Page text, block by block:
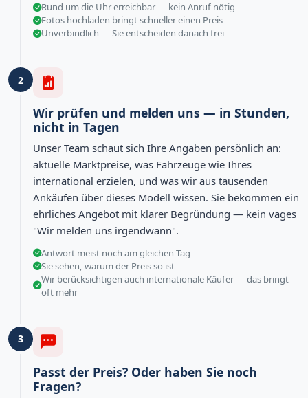
Rund um die Uhr erreichbar — kein Anruf nötig
Fotos hochladen bringt schneller einen Preis
Unverbindlich — Sie entscheiden danach frei
2
Wir prüfen und melden uns — in Stunden,
nicht in Tagen
Unser Team schaut sich Ihre Angaben persönlich an:
aktuelle Marktpreise, was Fahrzeuge wie Ihres
international erzielen, und was wir aus tausenden
Ankäufen über dieses Modell wissen. Sie bekommen ein
ehrliches Angebot mit klarer Begründung — kein vages
"Wir melden uns irgendwann".
Antwort meist noch am gleichen Tag
Sie sehen, warum der Preis so ist
Wir berücksichtigen auch internationale Käufer — das bringt
oft mehr
3
Passt der Preis? Oder haben Sie noch
Fragen?